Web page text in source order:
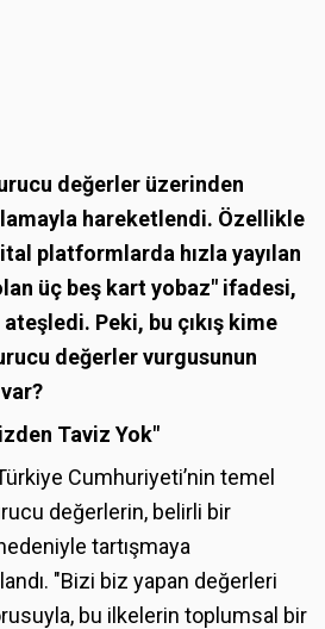
değerler üzerinden
hareketlendi. Özellikle
platformlarda hızla yayılan
üç beş kart yobaz" ifadesi,
Peki, bu çıkış kime
değerler vurgusunun
Taviz Yok"
Cumhuriyeti’nin temel
değerlerin, belirli bir
tartışmaya
"Bizi biz yapan değerleri
bu ilkelerin toplumsal bir